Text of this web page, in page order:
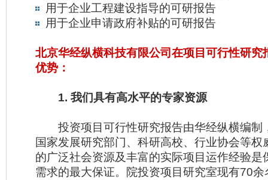
用于企业工程建设指导的可研报告
用于企业申请政府补贴的可研报告
北京华经纵横科技有限公司在项目可行性研究
优势：
1. 我们具有高水平的专家资源
投资项目可行性研究报告由华经纵横编制
国家发展研究部门、科研高校、行业协会等权
的广泛社会资源及丰富的实际项目运作经验是
需求的最大保证。院投资项目研究室现有70